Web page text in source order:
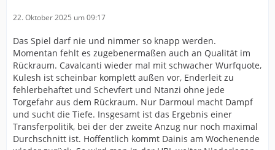
22. Oktober 2025 um 09:17
Das Spiel darf nie und nimmer so knapp werden.
Momentan fehlt es zugebenermaßen auch an Qualität im
Rückraum. Cavalcanti wieder mal mit schwacher Wurfquote,
Kulesh ist scheinbar komplett außen vor, Enderleit zu
fehlerbehaftet und Schevfert und Ntanzi ohne jede
Torgefahr aus dem Rückraum. Nur Darmoul macht Dampf
und sucht die Tiefe. Insgesamt ist das Ergebnis einer
Transferpolitik, bei der der zweite Anzug nur noch maximal
Durchschnitt ist. Hoffentlich kommt Dainis am Wochenende